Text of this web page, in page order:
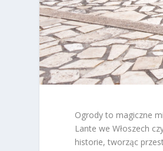
Ogrody to magiczne
Lante we Włoszech
historie, tworząc